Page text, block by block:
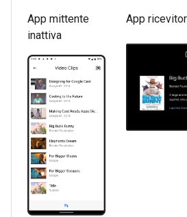
App mittente
inattiva
App